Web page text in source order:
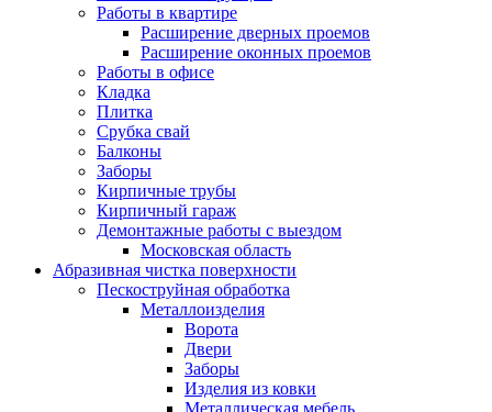
Работы в квартире
Расширение дверных проемов
Расширение оконных проемов
Работы в офисе
Кладка
Плитка
Срубка свай
Балконы
Заборы
Кирпичные трубы
Кирпичный гараж
Демонтажные работы с выездом
Московская область
Абразивная чистка поверхности
Пескоструйная обработка
Металлоизделия
Ворота
Двери
Заборы
Изделия из ковки
Металлическая мебель